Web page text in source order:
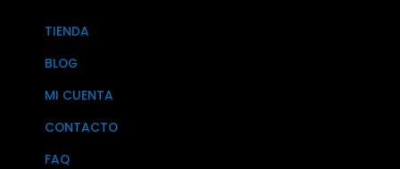
TIENDA
BLOG
MI CUENTA
CONTACTO
FAQ